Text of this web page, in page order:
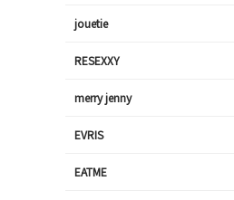
jouetie
RESEXXY
merry jenny
EVRIS
EATME